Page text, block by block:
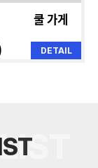
쿨 가게
DETAIL
ST